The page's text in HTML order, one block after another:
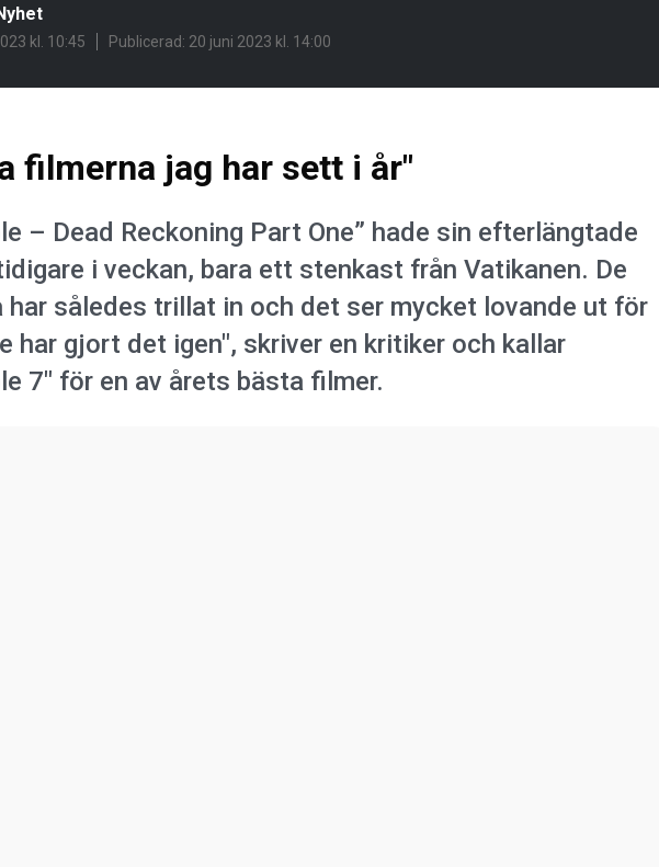
kl. 10:45 Publicerad: 20 juni 2023 kl. 14:00
filmerna jag har sett i år"
– Dead Reckoning Part One” hade sin efterlängtade
i veckan, bara ett stenkast från Vatikanen. De
således trillat in och det ser mycket lovande ut för
har gjort det igen", skriver en kritiker och kallar
7" för en av årets bästa filmer.